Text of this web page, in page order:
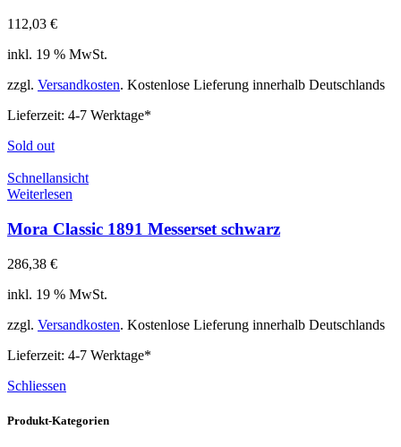
112,03 €
inkl. 19 % MwSt.
zzgl. Versandkosten. Kostenlose Lieferung innerhalb Deutschlands
Lieferzeit: 4-7 Werktage*
Sold out
Schnellansicht
Weiterlesen
Mora Classic 1891 Messerset schwarz
286,38 €
inkl. 19 % MwSt.
zzgl. Versandkosten. Kostenlose Lieferung innerhalb Deutschlands
Lieferzeit: 4-7 Werktage*
Schliessen
Produkt-Kategorien